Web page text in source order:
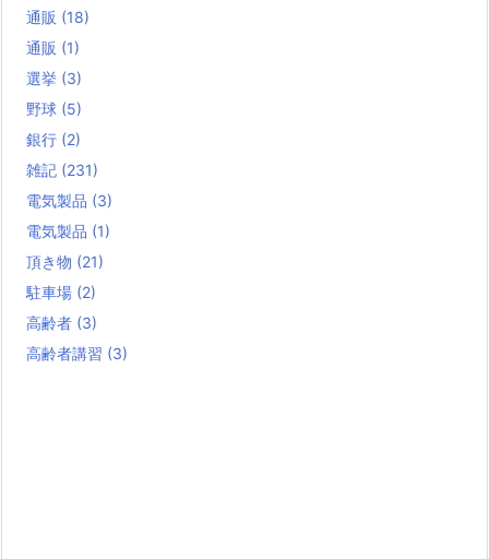
通販 (18)
通販 (1)
選挙 (3)
野球 (5)
銀行 (2)
雑記 (231)
電気製品 (3)
電気製品 (1)
頂き物 (21)
駐車場 (2)
高齢者 (3)
高齢者講習 (3)